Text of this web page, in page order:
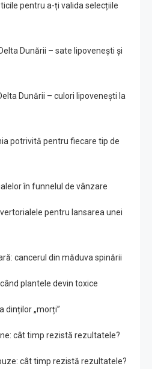
pentru a-ți valida selecțiile
Dunării – sate lipovenești și
Dunării – culori lipovenești la
potrivită pentru fiecare tip de
în funnelul de vânzare
pentru lansarea unei
cancerul din măduva spinării
plantele devin toxice
dinților „morți”
cât timp rezistă rezultatele?
cât timp rezistă rezultatele?